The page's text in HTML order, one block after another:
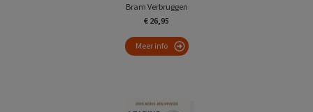
Bram Verbruggen
€ 26,95
Meer info